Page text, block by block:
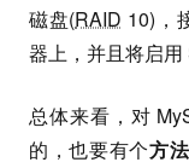
磁盘(RAID 10)，
器上，并且将启用
总体来看，对
的，也要有个方